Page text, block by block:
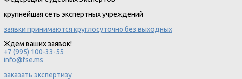
крупнейшая сеть экспертных учреждений
заявки принимаются круглосуточно без выходных
Ждем ваших заявок!
+7 (995) 100-33-55
info@fse.ms
заказать экспертизу